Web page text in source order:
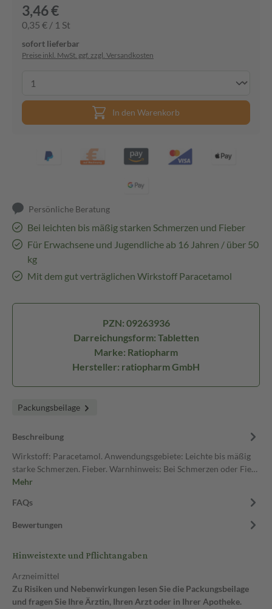
3,46 €
0,35 € / 1 St
sofort lieferbar
Preise inkl. MwSt. ggf. zzgl. Versandkosten
In den Warenkorb
Persönliche Beratung
Bei leichten bis mäßig starken Schmerzen und Fieber
Für Erwachsene und Jugendliche ab 16 Jahren / über 50
kg
Mit dem gut verträglichen Wirkstoff Paracetamol
PZN: 09263936
Darreichungsform: Tabletten
Marke: Ratiopharm
Hersteller: ratiopharm GmbH
Packungsbeilage
Beschreibung
Wirkstoff: Paracetamol. Anwendungsgebiete: Leichte bis mäßig
starke Schmerzen. Fieber. Warnhinweis: Bei Schmerzen oder Fie…
Mehr
FAQs
Bewertungen
Hinweistexte und Pflichtangaben
Arzneimittel
Zu Risiken und Nebenwirkungen lesen Sie die Packungsbeilage
und fragen Sie Ihre Ärztin, Ihren Arzt oder in Ihrer Apotheke.